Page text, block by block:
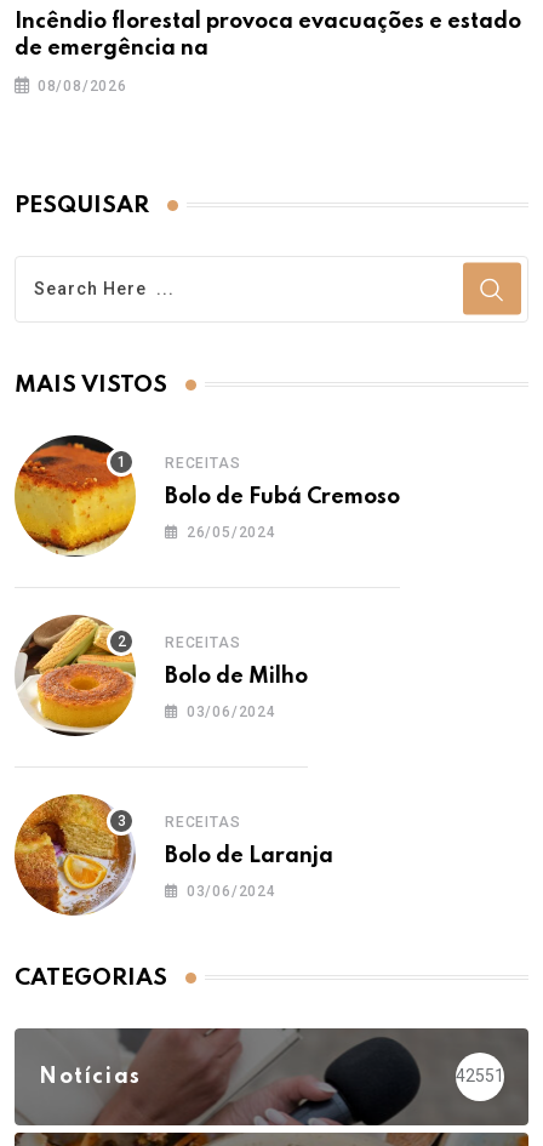
Incêndio florestal provoca evacuações e estado
de emergência na
08/08/2026
PESQUISAR
MAIS VISTOS
RECEITAS
Bolo de Fubá Cremoso
26/05/2024
RECEITAS
Bolo de Milho
03/06/2024
RECEITAS
Bolo de Laranja
03/06/2024
CATEGORIAS
Notícias 42551